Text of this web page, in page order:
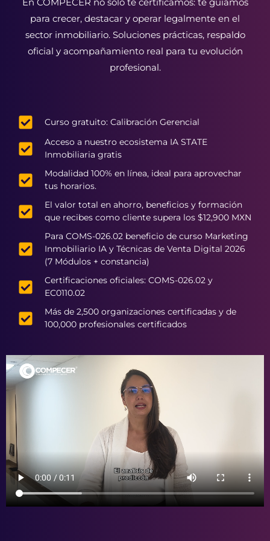
para crecer, destacar y operar legalmente en el
sector inmobiliario. Soluciones prácticas, respaldo
oficial y acompañamiento real para tu evolución
profesional.
Curso gratuito: Calibración Gerencial
Acceso a nuestro ecosistema IA STATE
Inmobiliaria gratis
Modalidad 100% en línea, ideal para aprovechar
tus horarios.
El valor total en ahorro, beneficios y formación
que recibes como cliente supera los $12,900 MXN
Para COMS-026.02 beneficio de curso Marketing
Inmobiliario IA y Técnicas de Venta Digital 2026
(7 Módulos + constancia)
Certificaciones oficiales: COMS-026.02 y
EC0110.02
Más de 2,500 organizaciones certificadas y de
100,000 profesionales certificados